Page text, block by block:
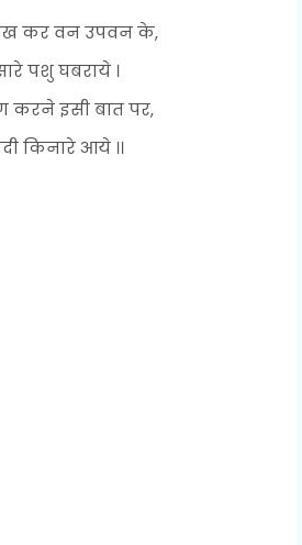
कर वन उपवन के,
पशु घबराये ।
करने इसी बात पर,
किनारे आये ।।